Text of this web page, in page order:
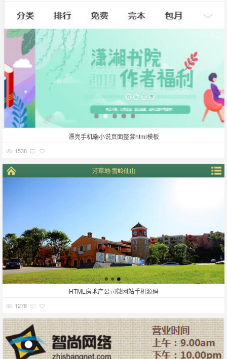
漂亮手机端小说页面整套html模板
1538
HTML房地产公司微网站手机源码
1278